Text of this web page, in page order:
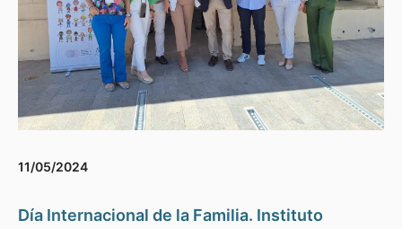
11/05/2024
Día Internacional de la Familia. Instituto